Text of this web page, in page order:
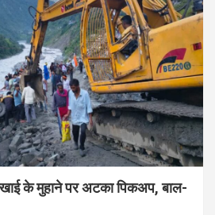
खाई के मुहाने पर अटका पिकअप, बाल-